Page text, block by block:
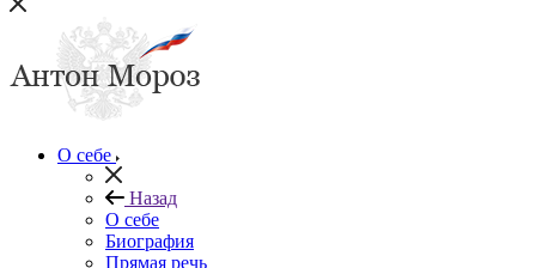
О себе
Назад
О себе
Биография
Прямая речь